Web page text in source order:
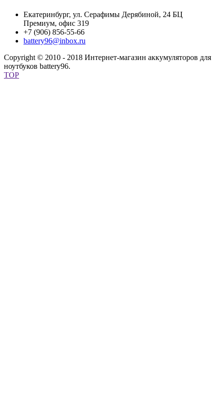
Екатеринбург, ул. Серафимы Дерябиной, 24 БЦ
Премиум, офис 319
+7 (906) 856-55-66
battery96@inbox.ru
Copyright © 2010 - 2018 Интернет-магазин аккумуляторов для
ноутбуков battery96.
TOP